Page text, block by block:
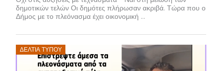
δημοτικών τελών Οι δημότες πλήρωσαν ακριβά. Τώρα που ο
Δήμος με το πλεόνασμα έχει οικονομική ...
ΔΕΛΤΊΑ ΤΎΠΟΥ
Posted